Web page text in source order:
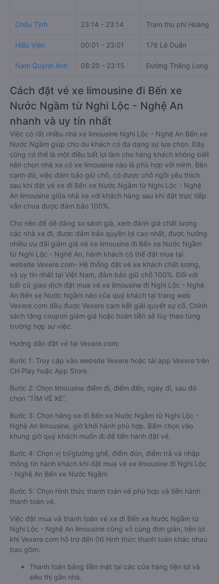
Châu Tịnh 23:14 - 23:14 Trạm thu phí Hoàng
Hiếu Viện 00:01 - 23:01 176 Lê Duẩn
Nam Quỳnh Anh 08:20 - 23:15 Đường Thăng Long
Cách đặt vé xe limousine đi Bến xe
Nước Ngầm từ Nghi Lộc - Nghệ An
nhanh và uy tín nhất
Việc có rất nhiều nhà xe limousine Nghi Lộc - Nghệ An Bến xe
Nước Ngầm giúp cho du khách có đa dạng sự lựa chọn. Đây
cũng có thể là một điều bất lợi làm cho hàng khách không biết
nên chọn nhà xe có xe limousine nào là phù hợp với mình. Bên
cạnh đó, việc đảm bảo giữ chỗ, có được chỗ ngồi yêu thích
sau khi đặt vé xe đi Bến xe Nước Ngầm từ Nghi Lộc - Nghệ
An limousine giữa nhà xe với khách hàng sau khi đặt trực tiếp
vẫn chưa được đảm bảo 100%.
Cho nên để dễ dàng so sánh giá, xem đánh giá chất lượng
các nhà xe đi, được đảm bảo quyền lợi cao nhất, được hưởng
nhiều ưu đãi giảm giá vé xe limousine đi Bến xe Nước Ngầm
từ Nghi Lộc - Nghệ An, hành khách có thể đặt mua tại
website Vexere.com- Hệ thống đặt vé xe khách chất lượng,
và uy tín nhất tại Việt Nam, đảm bảo giữ chỗ 100%. Đối với
bất cứ giao dịch đặt mua vé xe limousine đi Nghi Lộc - Nghệ
An Bến xe Nước Ngầm nào của quý khách tại trang web
Vexere.com đều được Vexere cam kết giải quyết sự cố. Chính
sách tặng coupon giảm giá hoặc hoàn tiền sẽ tùy theo từng
trường hợp sự việc.
Hướng dẫn đặt vé tại Vexere.com:
Bước 1: Truy cập vào website Vexere hoặc tải app Vexere trên
CH Play hoặc App Store.
Bước 2: Chọn limousine điểm đi, điểm đến, ngày đi, sau đó
chọn “TÌM VÉ XE”.
Bước 3: Chọn hãng xe đi Bến xe Nước Ngầm từ Nghi Lộc -
Nghệ An limousine, giờ khởi hành phù hợp. Bấm chọn vào
khung giờ quý khách muốn đi để tiến hành đặt vé.
Bước 4: Chọn vị trí/giường ghế, điểm đón, điểm trả và nhập
thông tin hành khách khi đặt mua vé xe limousine đi Nghi Lộc
- Nghệ An Bến xe Nước Ngầm
Bước 5: Chọn hình thức thanh toán vé phù hợp và tiến hành
thanh toán vé.
Việc đặt mua và thanh toán vé xe đi Bến xe Nước Ngầm từ
Nghi Lộc - Nghệ An limousine cũng vô cùng đơn giản, tiện lợi
khi Vexere.com hỗ trợ đến 06 hình thức thanh toán khác nhau
bao gồm:
Thanh toán bằng tiền mặt tại các cửa hàng tiện lợi và
siêu thị gần nhà.